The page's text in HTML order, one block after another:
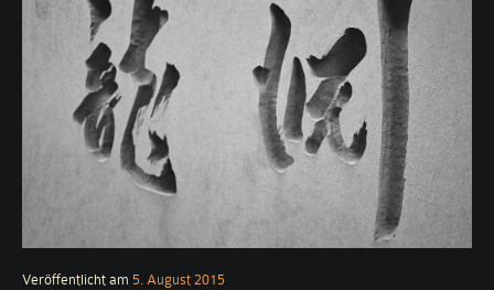
Veröffentlicht am 5. August 2015